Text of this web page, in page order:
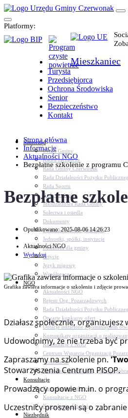
Platformy:
Mieszkaniec
Turysta
Przedsiębiorca
Ochrona Środowiska
Senior
Bezpieczeństwo
Kontakt
Samorząd
Urząd Gminy
Kadra zarządcza
Rada Gminy Czerwonak
Rada Działalności Pożytku
Rada Sportu
Rada Seniorów
Młodzieżowa Rada Gminy
Sołectwa i osiedla
Dokumenty
Udział w Stowarzyszeniach
Jednostki, spółki, instytucje
Zasłużeni dla gminy
Petycje
Język migowy
Współpraca
NGO
Aktualności NGO
Rejestr Org. Pozarządowych
Rada Działalności Pożytku
Otwarte konkursy ofert
Dotacje udzielone z pominięciem
Komunikaty organizacji o
Konsultacje z NGO
Centrum Wsparcia Organizacji
Wolontariat
Procedury, formularze, pliki do
Konsultacje
Konsultacje społeczne
Konsultacje z NGO
Konsultacje dot. dróg
Niezbędnik
Strona główna
Informacje
Aktualności NGO
Bezpłatne szkolenie z programu
Bezpłatne
Opublikowano: 2025-08-06 14:26:23
Aktualności NGO
Wydrukuj
Grafika zawiera informacje o szkoleniu i zdjęcie
Działasz społecznie,
Udowodnimy, że nie trzeba być
Zapraszamy na szkolenie pn.
Stowarzyszenia Centrum PISOP.
Prowadzący opowie m.in. o
Uczestnicy proszeni są o